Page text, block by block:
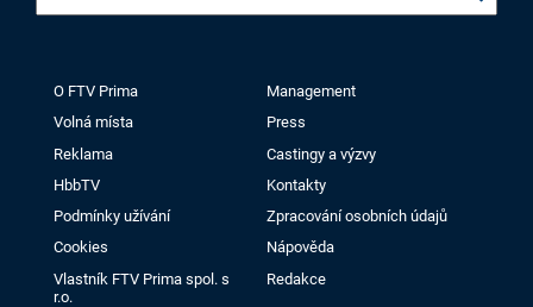
O FTV Prima
Management
Volná místa
Press
Reklama
Castingy a výzvy
HbbTV
Kontakty
Podmínky užívání
Zpracování osobních údajů
Cookies
Nápověda
Vlastník FTV Prima spol. s
r.o.
Redakce